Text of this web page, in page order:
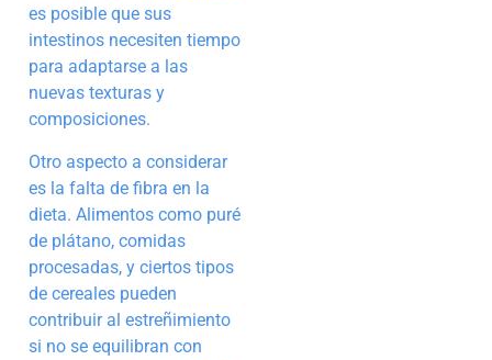
es posible que sus
intestinos necesiten tiempo
para adaptarse a las
nuevas texturas y
composiciones.
Otro aspecto a considerar
es la falta de fibra en la
dieta. Alimentos como puré
de plátano, comidas
procesadas, y ciertos tipos
de cereales pueden
contribuir al estreñimiento
si no se equilibran con